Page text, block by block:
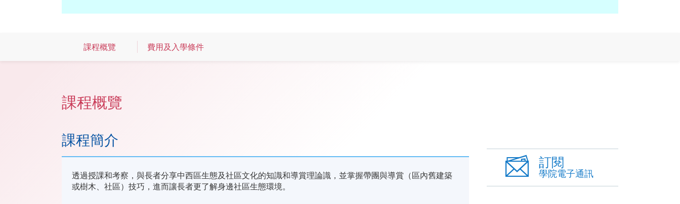
課程概覽 費用及入學條件
課程概覽
課程簡介
透過授課和考察，與長者分享中西區生態及社區文化的知識和導賞理論識，並掌握帶團與導賞（區內舊建築
或樹木、社區）技巧，進而讓長者更了解身邊社區生態環境。
訂閱
學院電子通訊